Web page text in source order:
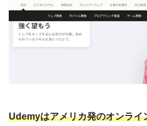
Udemyはアメリカ発のオンライ